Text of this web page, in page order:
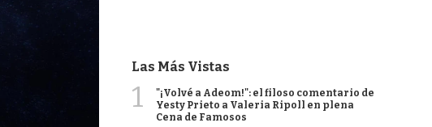
Las Más Vistas
1
"¡Volvé a Adeom!": el filoso comentario de
Yesty Prieto a Valeria Ripoll en plena
Cena de Famosos